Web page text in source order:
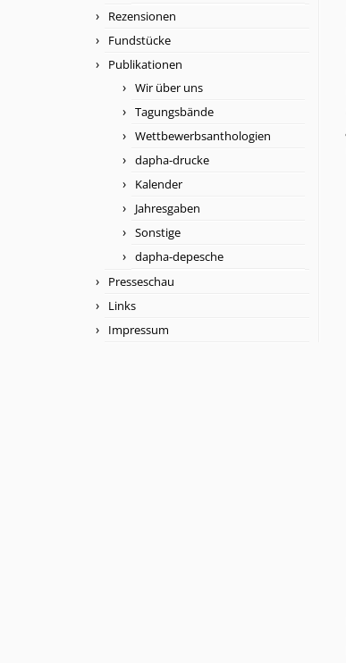
Rezensionen
Fundstücke
Publikationen
Wir über uns
Tagungsbände
Wettbewerbsanthologien
dapha-drucke
Kalender
Jahresgaben
Sonstige
dapha-depesche
Presseschau
Links
Impressum